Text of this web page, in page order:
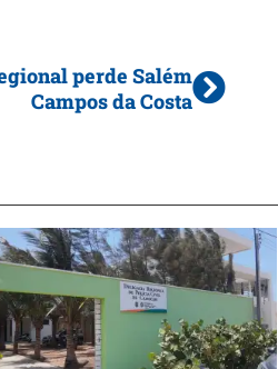
perde Salém
Campos da Costa